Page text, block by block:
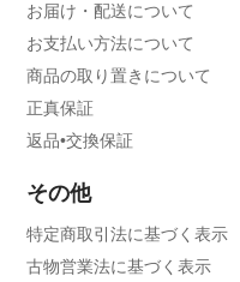
お届け・配送について
お支払い方法について
商品の取り置きについて
正真保証
返品•交換保証
その他
特定商取引法に基づく表示
古物営業法に基づく表示